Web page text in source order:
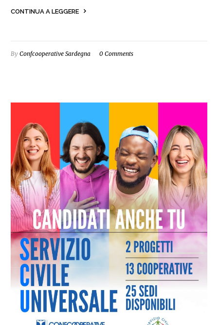
CONTINUA A LEGGERE
ByConfcooperative Sardegna 0 Comments